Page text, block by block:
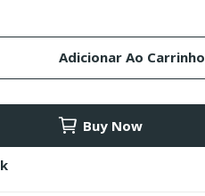
Adicionar Ao Carrinho
Buy Now